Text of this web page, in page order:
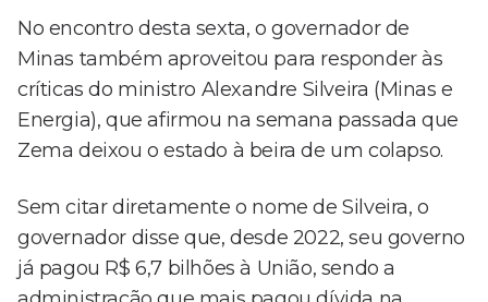
No encontro desta sexta, o governador de
Minas também aproveitou para responder às
críticas do ministro Alexandre Silveira (Minas e
Energia), que afirmou na semana passada que
Zema deixou o estado à beira de um colapso.
Sem citar diretamente o nome de Silveira, o
governador disse que, desde 2022, seu governo
já pagou R$ 6,7 bilhões à União, sendo a